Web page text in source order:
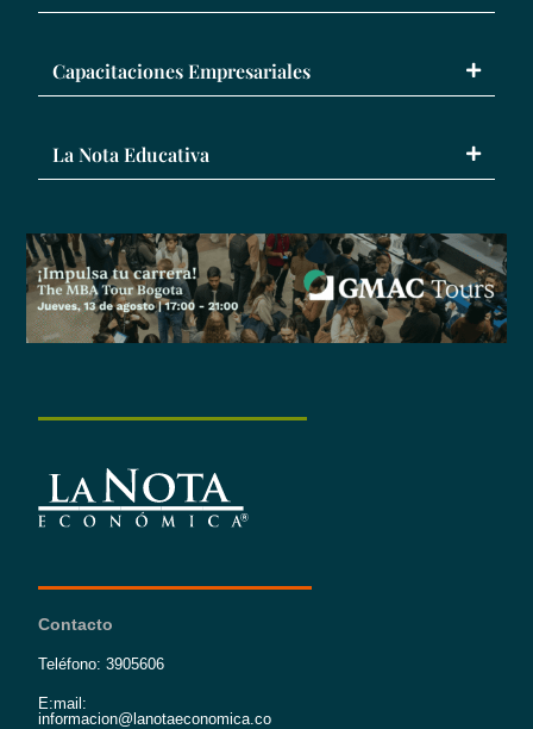
Capacitaciones Empresariales
La Nota Educativa
Contacto
Teléfono: 3905606
E:mail:
informacion@lanotaeconomica.co